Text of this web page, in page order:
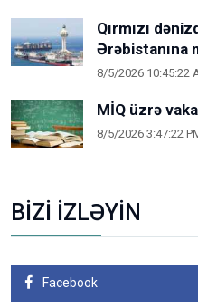
Qırmızı
Ərəbistanına
8/5/2026 10:45:22
MİQ üzrə
8/5/2026 3:47:22
BİZİ İZLƏYİN
Facebook